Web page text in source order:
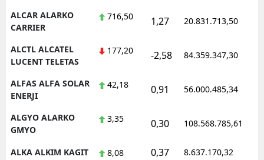
ALCAR ALARKO
CARRIER
716,50 1,27 20.831.713,50
ALCTL ALCATEL
LUCENT TELETAS
177,20 -2,58 84.359.347,30
ALFAS ALFA SOLAR
ENERJI
42,18 0,91 56.000.485,34
ALGYO ALARKO
GMYO
3,35 0,30 108.568.785,61
ALKA ALKIM KAGIT 8,08 0,37 8.637.170,32